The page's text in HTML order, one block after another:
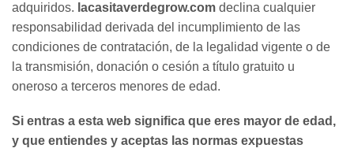
adquiridos. lacasitaverdegrow.com declina cualquier
responsabilidad derivada del incumplimiento de las
condiciones de contratación, de la legalidad vigente o de
la transmisión, donación o cesión a título gratuito u
oneroso a terceros menores de edad.
Si entras a esta web significa que eres mayor de edad,
y que entiendes y aceptas las normas expuestas